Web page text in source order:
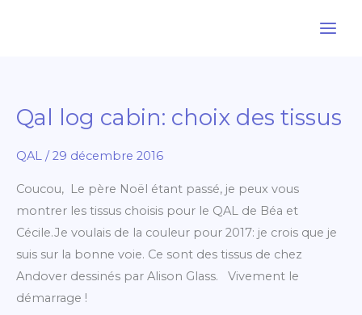
Qal log cabin: choix des tissus
QAL /29 décembre 2016
Coucou, Le père Noël étant passé, je peux vous
montrer les tissus choisis pour le QAL de Béa et
Cécile.Je voulais de la couleur pour 2017: je crois que je
suis sur la bonne voie. Ce sont des tissus de chez
Andover dessinés par Alison Glass. Vivement le
démarrage !
Qal
cabin: